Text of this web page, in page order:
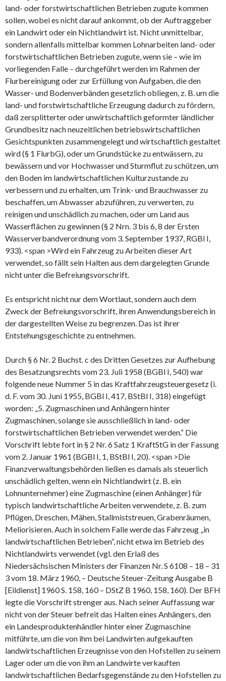
land- oder forstwirtschaftlichen Betrieben zugute kommen
sollen, wobei es nicht darauf ankommt, ob der Auftraggeber
ein Landwirt oder ein Nichtlandwirt ist. Nicht unmittelbar,
sondern allenfalls mittelbar kommen Lohnarbeiten land- oder
forstwirtschaftlichen Betrieben zugute, wenn sie – wie im
vorliegenden Falle – durchgeführt werden im Rahmen der
Flurbereinigung oder zur Erfüllung von Aufgaben, die den
Wasser- und Bodenverbänden gesetzlich obliegen, z. B. um die
land- und forstwirtschaftliche Erzeugung dadurch zu fördern,
daß zersplitterter oder unwirtschaftlich geformter ländlicher
Grundbesitz nach neuzeitlichen betriebswirtschaftlichen
Gesichtspunkten zusammengelegt und wirtschaftlich gestaltet
wird (§ 1 FlurbG), oder um Grundstücke zu entwässern, zu
bewässern und vor Hochwasser und Sturmflut zu schützen, um
den Boden im landwirtschaftlichen Kulturzustande zu
verbessern und zu erhalten, um Trink- und Brauchwasser zu
beschaffen, um Abwasser abzuführen, zu verwerten, zu
reinigen und unschädlich zu machen, oder um Land aus
Wasserflächen zu gewinnen (§ 2 Nrn. 3 bis 6, 8 der Ersten
Wasserverbandverordnung vom 3. September 1937, RGBl I,
933). <span >Wird ein Fahrzeug zu Arbeiten dieser Art
verwendet, so fällt sein Halten aus dem dargelegten Grunde
nicht unter die Befreiungsvorschrift.
Es entspricht nicht nur dem Wortlaut, sondern auch dem
Zweck der Befreiungsvorschrift, ihren Anwendungsbereich in
der dargestellten Weise zu begrenzen. Das ist ihrer
Entstehungsgeschichte zu entnehmen.
Durch § 6 Nr. 2 Buchst. c des Dritten Gesetzes zur Aufhebung
des Besatzungsrechts vom 23. Juli 1958 (BGBl I, 540) war
folgende neue Nummer 5 in das Kraftfahrzeugsteuergesetz (i.
d. F. vom 30. Juni 1955, BGBl I, 417, BStBl I, 318) eingefügt
worden: „5. Zugmaschinen und Anhängern hinter
Zugmaschinen, solange sie ausschließlich in land- oder
forstwirtschaftlichen Betrieben verwendet werden.“ Die
Vorschrift lebte fort in § 2 Nr. 6 Satz 1 KraftStG in der Fassung
vom 2. Januar 1961 (BGBl I, 1, BStBl I, 20). <span >Die
Finanzverwaltungsbehörden ließen es damals als steuerlich
unschädlich gelten, wenn ein Nichtlandwirt (z. B. ein
Lohnunternehmer) eine Zugmaschine (einen Anhänger) für
typisch landwirtschaftliche Arbeiten verwendete, z. B. zum
Pflügen, Dreschen, Mähen, Stallmiststreuen, Grabenräumen,
Meliorisieren. Auch in solchem Falle werde das Fahrzeug „in
landwirtschaftlichen Betrieben“, nicht etwa im Betrieb des
Nichtlandwirts verwendet (vgl. den Erlaß des
Niedersächsischen Ministers der Finanzen Nr. S 6108 – 18 – 31
3 vom 18. März 1960, – Deutsche Steuer-Zeitung Ausgabe B
[Eildienst] 1960 S. 158, 160 – DStZ B 1960, 158, 160). Der BFH
legte die Vorschrift strenger aus. Nach seiner Auffassung war
nicht von der Steuer befreit das Halten eines Anhängers, den
ein Landesproduktenhändler hinter einer Zugmaschine
mitführte, um die von ihm bei Landwirten aufgekauften
landwirtschaftlichen Erzeugnisse von den Hofstellen zu seinem
Lager oder um die von ihm an Landwirte verkauften
landwirtschaftlichen Bedarfsgegenstände zu den Hofstellen zu